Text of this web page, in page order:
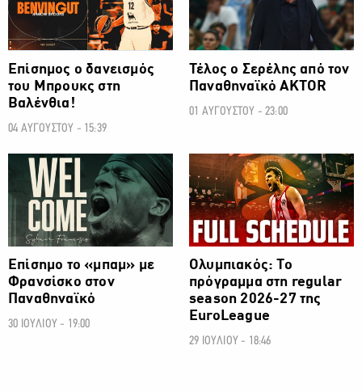
Επίσημος ο δανεισμός
του Μπρουκς στη
Βαλένθια!
04 ΑΥΓΟΥΣΤΟΥ - 15:39
Τέλος ο Σερέλης από τον
Παναθηναϊκό AKTOR
01 ΑΥΓΟΥΣΤΟΥ - 23:00
ΜΠΑΣΚΕΤ
Επίσημο το «μπαμ» με
Φρανσίσκο στον
Παναθηναϊκό
30 ΙΟΥΛΙΟΥ - 19:00
ΜΠΑΣΚΕΤ
Ολυμπιακός: Το
πρόγραμμα στη regular
season 2026-27 της
EuroLeague
29 ΙΟΥΛΙΟΥ - 18:46